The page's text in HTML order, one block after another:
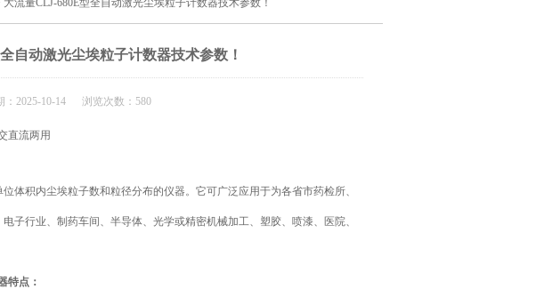
大流量CLJ-680E型全自动激光尘埃粒子计数器技术参数！
自动激光尘埃粒子计数器技术参数！
：2025-10-14 浏览次数：580
体积内尘埃粒子数和粒径分布的仪器。它可广泛应用于为各省市药检所、
子行业、制药车间、半导体、光学或精密机械加工、塑胶、喷漆、医院、
特点：